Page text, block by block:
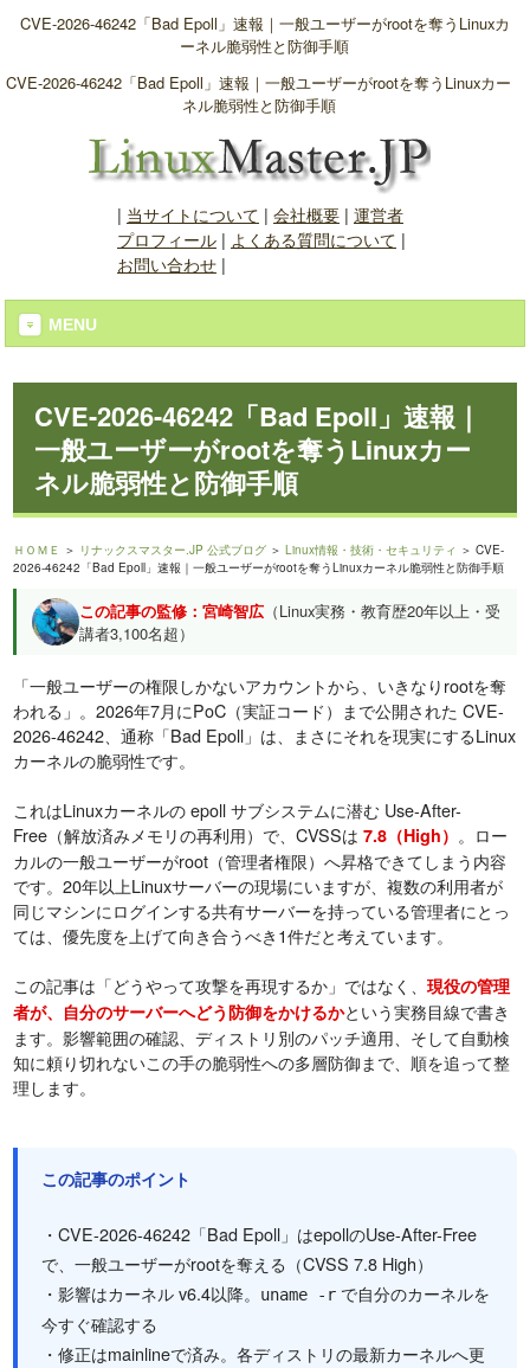
CVE-2026-46242「Bad Epoll」速報｜一般ユーザーがrootを奪うLinuxカ
ーネル脆弱性と防御手順
CVE-2026-46242「Bad Epoll」速報｜一般ユーザーがrootを奪うLinuxカー
ネル脆弱性と防御手順
| 当サイトについて | 会社概要| 運営者
プロフィール| よくある質問について |
お問い合わせ|
MENU
CVE-2026-46242「Bad Epoll」速報｜
一般ユーザーがrootを奪うLinuxカー
ネル脆弱性と防御手順
ＨＯＭＥ ＞ リナックスマスター.JP 公式ブログ ＞Linux情報・技術・セキュリティ ＞ CVE-
2026-46242「Bad Epoll」速報｜一般ユーザーがrootを奪うLinuxカーネル脆弱性と防御手順
この記事の監修：宮崎智広 （Linux実務・教育歴20年以上・受
講者3,100名超）
「一般ユーザーの権限しかないアカウントから、いきなりrootを奪
われる」。2026年7月にPoC（実証コード）まで公開された CVE-
2026-46242、通称「Bad Epoll」は、まさにそれを現実にするLinux
カーネルの脆弱性です。
これはLinuxカーネルの epoll サブシステムに潜む Use-After-
Free（解放済みメモリの再利用）で、CVSSは7.8（High） 。ロー
カルの一般ユーザーがroot（管理者権限）へ昇格できてしまう内容
です。20年以上Linuxサーバーの現場にいますが、複数の利用者が
同じマシンにログインする共有サーバーを持っている管理者にとっ
ては、優先度を上げて向き合うべき1件だと考えています。
この記事は「どうやって攻撃を再現するか」ではなく、現役の管理
者が、自分のサーバーへどう防御をかけるかという実務目線で書き
ます。影響範囲の確認、ディストリ別のパッチ適用、そして自動検
知に頼り切れないこの手の脆弱性への多層防御まで、順を追って整
理します。
この記事のポイント
・CVE-2026-46242「Bad Epoll」はepollのUse-After-Free
で、一般ユーザーがrootを奪える（CVSS 7.8 High）
・影響はカーネル v6.4以降。
uname -r で自分のカーネルを
今すぐ確認する
・修正はmainlineで済み。各ディストリの最新カーネルへ更